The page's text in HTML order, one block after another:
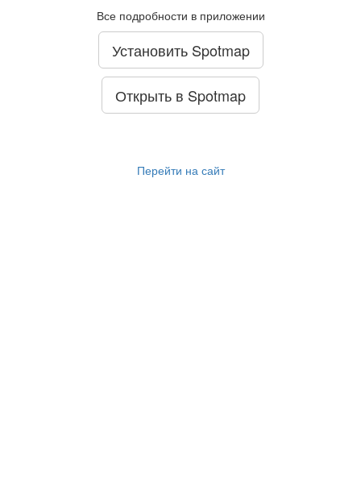
Все подробности в приложении
Установить Spotmap
Открыть в Spotmap
Перейти на сайт